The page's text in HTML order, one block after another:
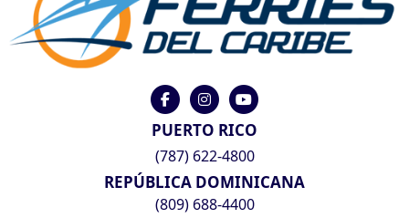
PUERTO RICO
(787) 622-4800
REPÚBLICA DOMINICANA
(809) 688-4400